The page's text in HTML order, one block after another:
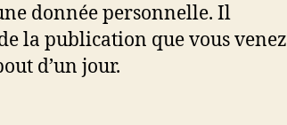
donnée personnelle. Il
la publication que vous venez
d’un jour.